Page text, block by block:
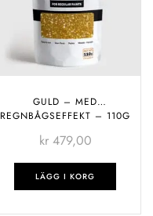
GULD – MED
REGNBÅGSEFFEKT – 110G
kr479,00
LÄGG I KORG